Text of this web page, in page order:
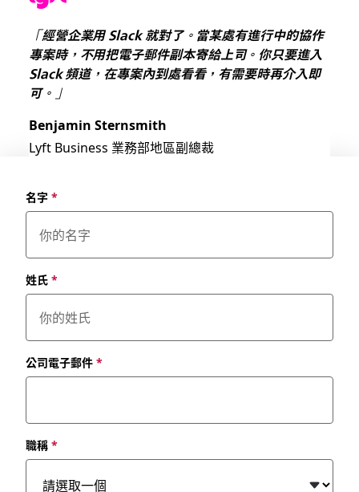
「經營企業用 Slack 就對了。當某處有進行中的協作
專案時，不用把電子郵件副本寄給上司。你只要進入
Slack 頻道，在專案內到處看看，有需要時再介入即
可。」
Benjamin Sternsmith
Lyft Business 業務部地區副總裁
名字*
姓氏*
公司電子郵件*
職稱*